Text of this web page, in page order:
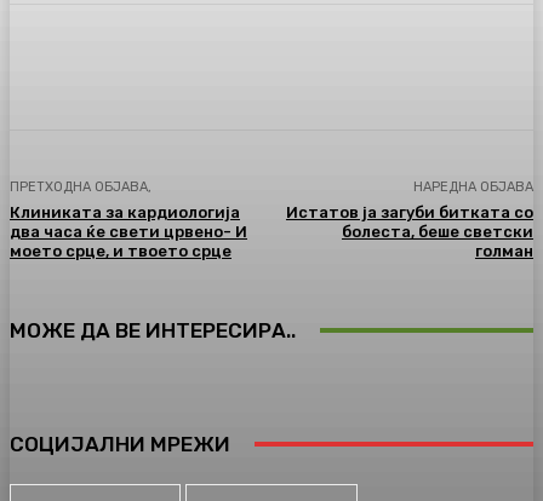
ПРЕТХОДНА ОБЈАВА,
Клиниката за кардиологија
два часа ќе свети црвено- И
моето срце, и твоето срце
НАРЕДНА ОБЈАВА
Истатов ја загуби битката со
болеста, беше светски
голман
МОЖЕ ДА ВЕ ИНТЕРЕСИРА..
СОЦИЈАЛНИ МРЕЖИ